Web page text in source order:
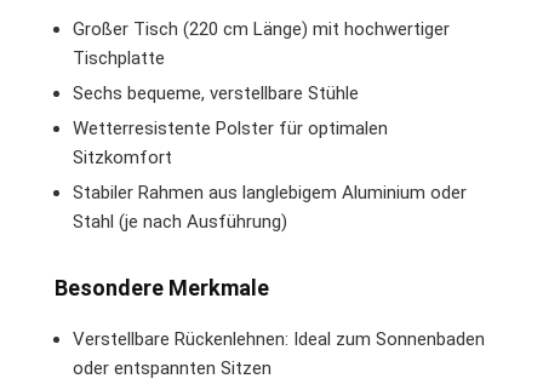
Großer Tisch (220 cm Länge) mit hochwertiger
Tischplatte
Sechs bequeme, verstellbare Stühle
Wetterresistente Polster für optimalen
Sitzkomfort
Stabiler Rahmen aus langlebigem Aluminium oder
Stahl (je nach Ausführung)
Besondere Merkmale
Verstellbare Rückenlehnen: Ideal zum Sonnenbaden
oder entspannten Sitzen